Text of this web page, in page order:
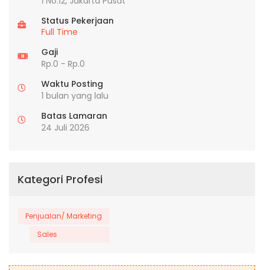
Status Pekerjaan
Full Time
Gaji
Rp.0 - Rp.0
Waktu Posting
1 bulan yang lalu
Batas Lamaran
24 Juli 2026
Kategori Profesi
Penjualan/ Marketing
Sales